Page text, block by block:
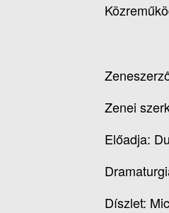
Zenei
Előadja:
Díszlet: